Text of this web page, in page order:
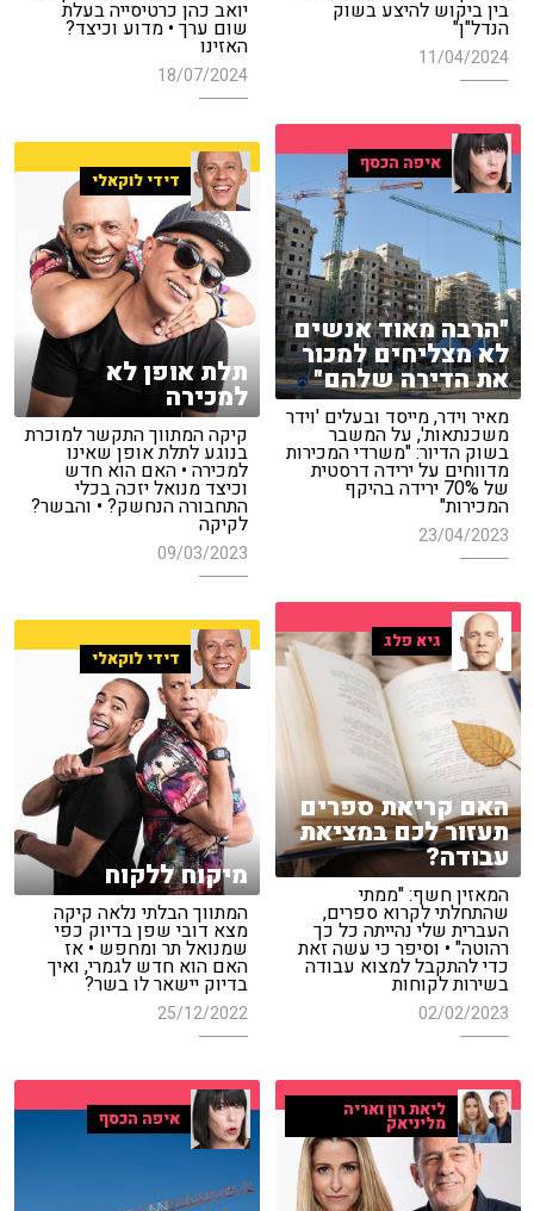
יואב כהן כרטיסייה בעלת
שום ערך • מדוע וכיצד?
האזינו
18/07/2024
בין ביקוש להיצע בשוק
הנדל"ן"
11/04/2024
איפה הכסף
"הרבה מאוד אנשים
לא מצליחים למכור
את הדירה שלהם"
מאיר וידר, מייסד ובעלים 'וידר
משכנתאות', על המשבר
בשוק הדיור: "משרדי המכירות
מדווחים על ירידה דרסטית
של 70% ירידה בהיקף
המכירות"
23/04/2023
דידי לוקאלי
תלת אופן לא
למכירה
קיקה המתווך התקשר למוכרת
בנוגע לתלת אופן שאינו
למכירה • האם הוא חדש
וכיצד מנואל יזכה בכלי
התחבורה הנחשק? • והבשר?
לקיקה
09/03/2023
גיא פלג
האם קריאת ספרים
תעזור לכם במציאת
עבודה?
המאזין חשף: "ממתי
שהתחלתי לקרוא ספרים,
העברית שלי נהייתה כל כך
רהוטה" • וסיפר כי עשה זאת
כדי להתקבל למצוא עבודה
בשירות לקוחות
02/02/2023
דידי לוקאלי
מיקוח ללקוח
המתווך הבלתי נלאה קיקה
מצא דובי שפן בדיוק כפי
שמנואל תר ומחפש • אז
האם הוא חדש לגמרי, ואיך
בדיוק יישאר לו בשר?
25/12/2022
ליאת רון ואריה
מליניאק איפה הכסף